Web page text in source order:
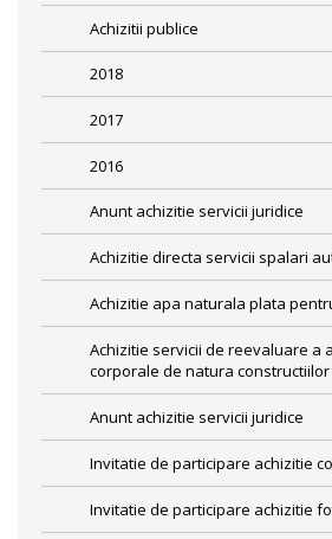
Achizitii publice
2018
2017
2016
Anunt achizitie servicii juridice
Achizitie directa servicii spalari
Achizitie apa naturala plata
Achizitie servicii de reevaluare a
corporale de natura
Anunt achizitie servicii juridice
Invitatie de participare achizitie
Invitatie de participare achizitie